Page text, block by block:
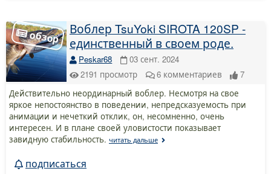
Воблер TsuYoki SIROTA 120SP -
единственный в своем роде.
Peskar68
03 сент. 2024
2191 просмотр 6 комментариев
7
Действительно неординарный воблер. Несмотря на свое
яркое непостоянство в поведении, непредсказуемость при
анимации и нечеткий отклик, он, несомненно, очень
интересен. И в плане своей уловистости показывает
завидную стабильность. читать дальше
подписаться